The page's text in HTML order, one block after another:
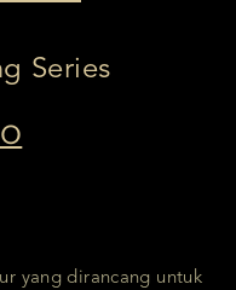
Series
yang dirancang untuk